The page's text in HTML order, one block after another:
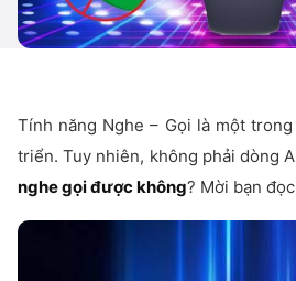
Tính năng Nghe – Gọi là một
triển. Tuy nhiên, không phải dòng
nghe gọi được không? Mời bạn